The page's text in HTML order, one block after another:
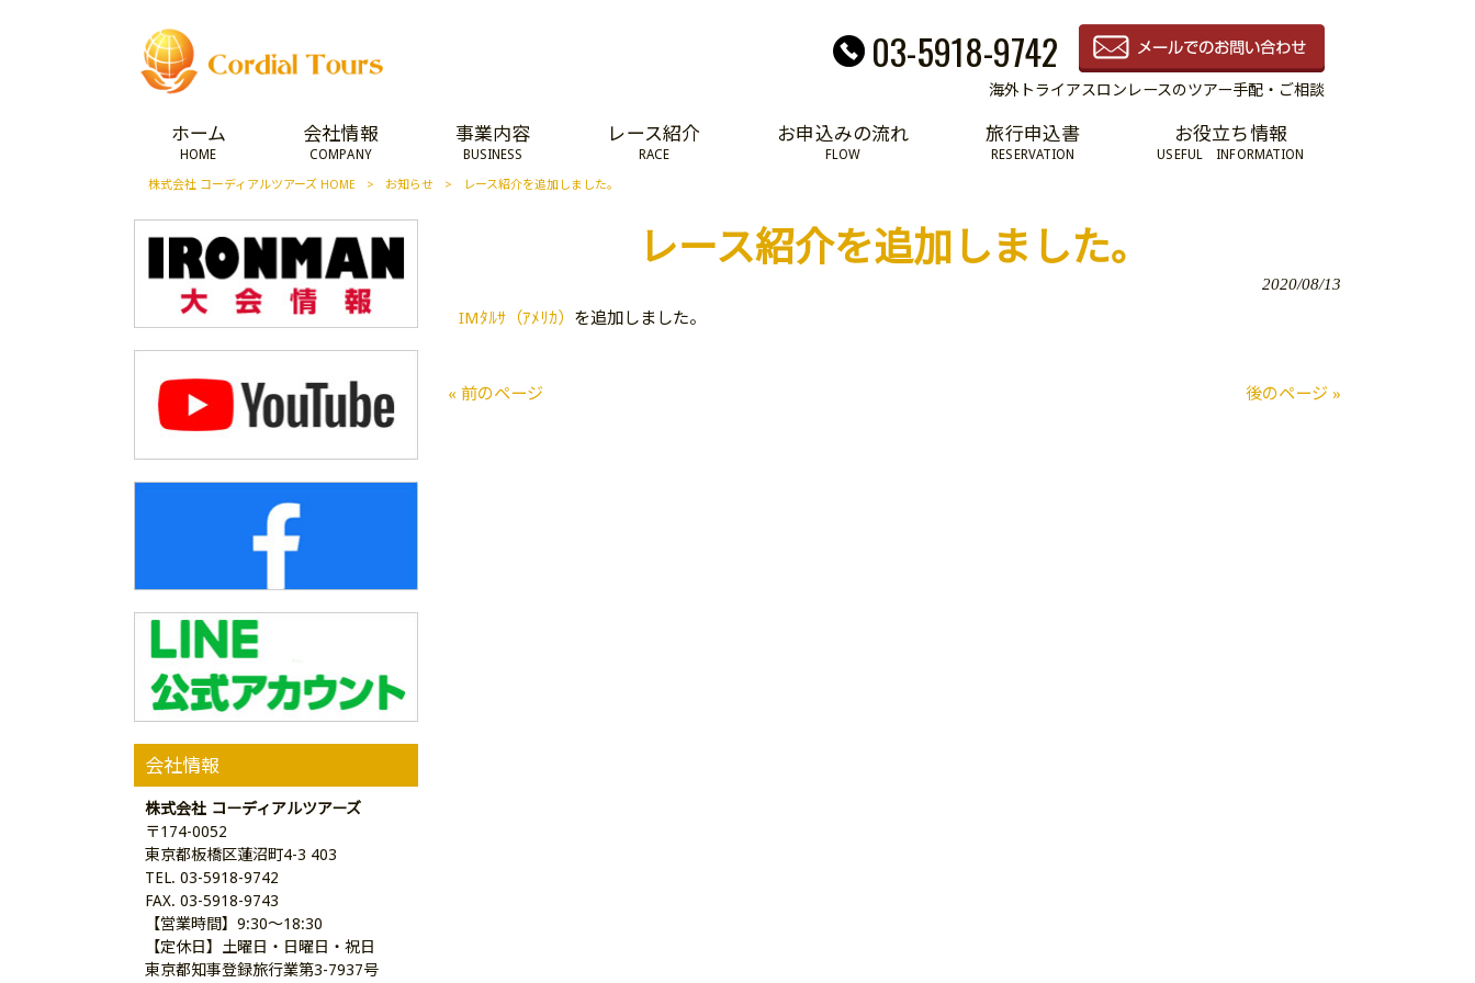
03-5918-9742
海外トライアスロンレースのツアー手配・ご相談
ホーム
HOME
会社情報
COMPANY
事業内容
BUSINESS
レース紹介
RACE
お申込みの流れ
FLOW
旅行申込書
RESERVATION
お役立ち情報
USEFUL INFORMATION
株式会社 コーディアルツアーズ HOME > お知らせ > レース紹介を追加しました。
レース紹介を追加しました。
2020/08/13
IMﾀﾙｻ（ｱﾒﾘｶ） を追加しました。
« 前のページ 後のページ »
会社情報
株式会社 コーディアルツアーズ
〒174-0052
東京都板橋区蓮沼町4-3 403
TEL. 03-5918-9742
FAX. 03-5918-9743
【営業時間】9:30～18:30
【定休日】土曜日・日曜日・祝日
東京都知事登録旅行業第3-7937号